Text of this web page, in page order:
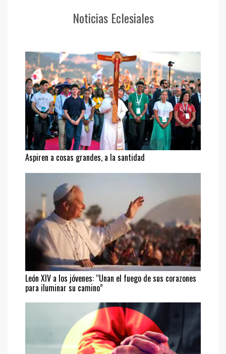
Noticias Eclesiales
Aspiren a cosas grandes, a la santidad
León XIV a los jóvenes: “Unan el fuego de sus corazones
para iluminar su camino”